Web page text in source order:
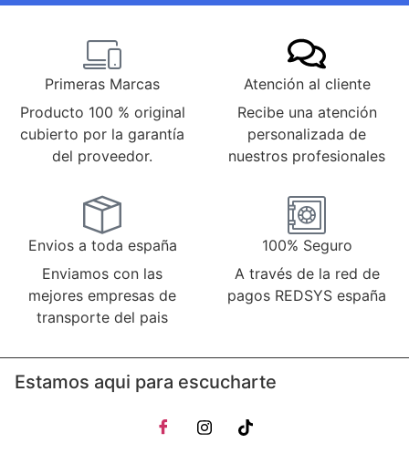
Primeras Marcas
Producto 100 % original
cubierto por la garantía
del proveedor.
Atención al cliente
Recibe una atención
personalizada de
nuestros profesionales
Envios a toda españa
Enviamos con las
mejores empresas de
transporte del pais
100% Seguro
A través de la red de
pagos REDSYS españa
Estamos aqui para escucharte